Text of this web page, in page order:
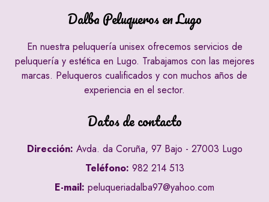
Dalba Peluqueros en Lugo
En nuestra peluquería unisex ofrecemos servicios de
peluquería y estética en Lugo. Trabajamos con las mejores
marcas. Peluqueros cualificados y con muchos años de
experiencia en el sector.
Datos de contacto
Dirección: Avda. da Coruña, 97 Bajo - 27003 Lugo
Teléfono: 982 214 513
E-mail: peluqueriadalba97@yahoo.com